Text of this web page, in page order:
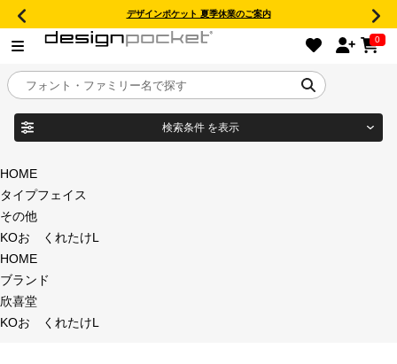
デザインポケット 夏季休業のご案内
0
目的別フォントガイド
特集
おすすめ
年間ライセンス商品
検索条件 を表示
商品名
HOME
タイプフェイス
その他
KOおゝくれたけL
HOME
ブランド
欣喜堂
KOおゝくれたけL